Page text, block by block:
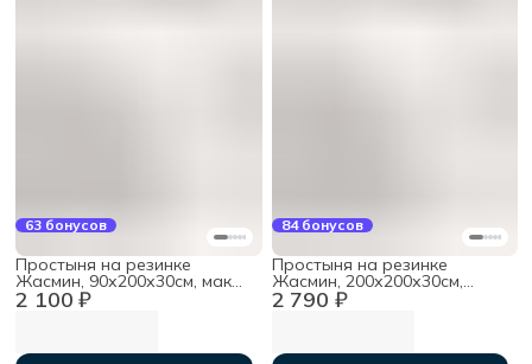
63 бонусов
2 100 ₽
Простыня на резинке
Жасмин, 90х200х30см, мако-
сатин
84 бонусов
2 790 ₽
Простыня на резинке
Жасмин, 200х200х30см,
мако-сатин